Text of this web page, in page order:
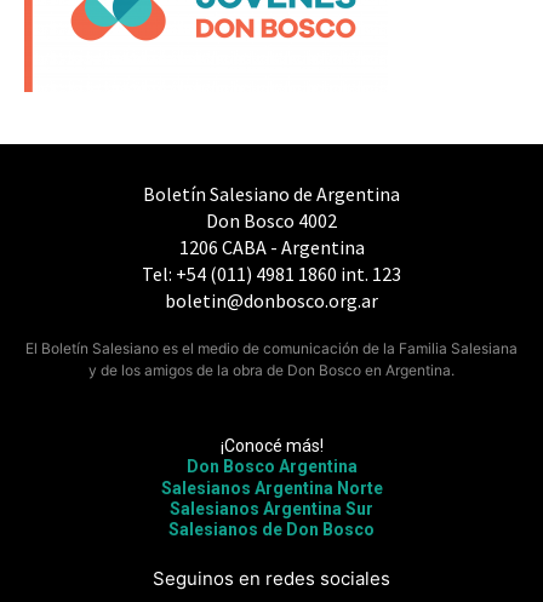
Boletín Salesiano de Argentina
Don Bosco 4002
1206 CABA - Argentina
Tel: +54 (011) 4981 1860 int. 123
boletin@donbosco.org.ar
El Boletín Salesiano es el medio de comunicación de la Familia Salesiana
y de los amigos de la obra de Don Bosco en Argentina.
¡Conocé más!
Don Bosco Argentina
Salesianos Argentina Norte
Salesianos Argentina Sur
Salesianos de Don Bosco
Seguinos en redes sociales